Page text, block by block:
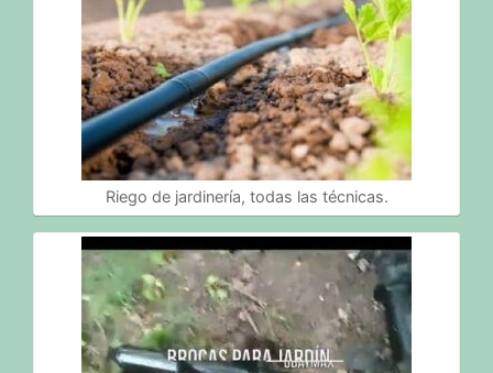
Riego de jardinería, todas las técnicas.